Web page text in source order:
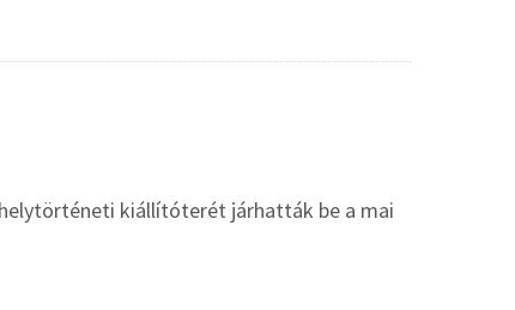
kiállítóterét járhatták be a mai